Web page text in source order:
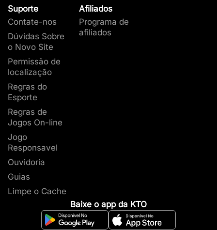
Suporte
Contate-nos
Dúvidas Sobre
o Novo Site
Permissão de
localização
Regras do
Esporte
Regras de
Jogos On-line
Jogo
Responsavel
Ouvidoria
Guias
Limpe o Cache
Afiliados
Programa de
afiliados
Baixe o app da KTO